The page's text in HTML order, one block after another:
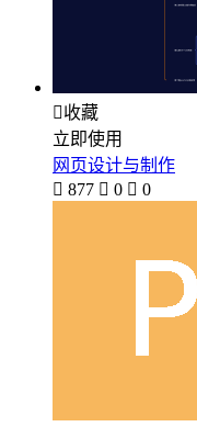
收藏
立即使用
网页设计与制作
 877  0  0